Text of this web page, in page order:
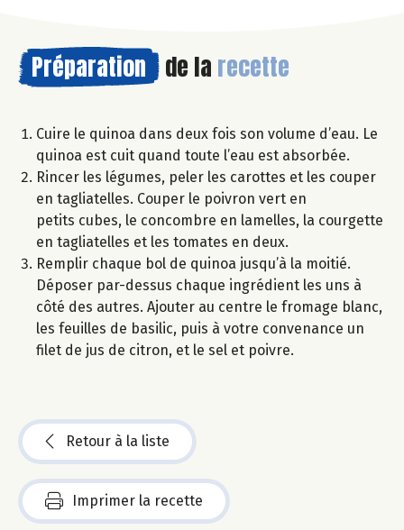
Préparation de la recette
Cuire le quinoa dans deux fois son volume d’eau. Le
quinoa est cuit quand toute l’eau est absorbée.
Rincer les légumes, peler les carottes et les couper
en tagliatelles. Couper le poivron vert en
petits cubes, le concombre en lamelles, la courgette
en tagliatelles et les tomates en deux.
Remplir chaque bol de quinoa jusqu’à la moitié.
Déposer par-dessus chaque ingrédient les uns à
côté des autres. Ajouter au centre le fromage blanc,
les feuilles de basilic, puis à votre convenance un
filet de jus de citron, et le sel et poivre.
Retour à la liste
Imprimer la recette